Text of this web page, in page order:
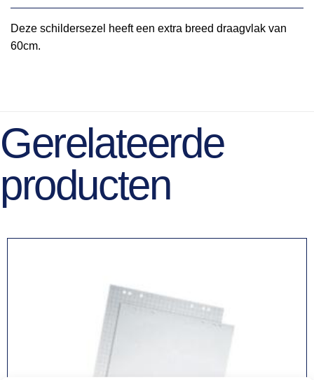
Deze schildersezel heeft een extra breed draagvlak van
60cm.
Gerelateerde
producten